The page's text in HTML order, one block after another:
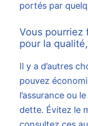
portés par
Vous pourriez
pour la
Il y a d’autres
pouvez
l’assurance ou
dette. Évitez le